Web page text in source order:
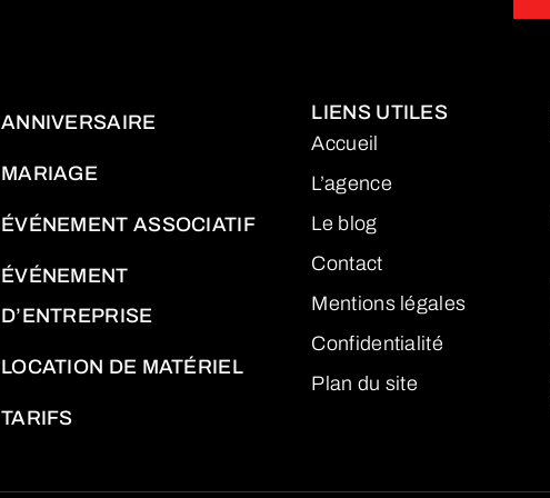
ANNIVERSAIRE
MARIAGE
ÉVÉNEMENT ASSOCIATIF
ÉVÉNEMENT
D’ENTREPRISE
LOCATION DE MATÉRIEL
TARIFS
LIENS UTILES
Accueil
L’agence
Le blog
Contact
Mentions légales
Confidentialité
Plan du site